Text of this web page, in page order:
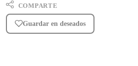
COMPARTE
Guardar en deseados